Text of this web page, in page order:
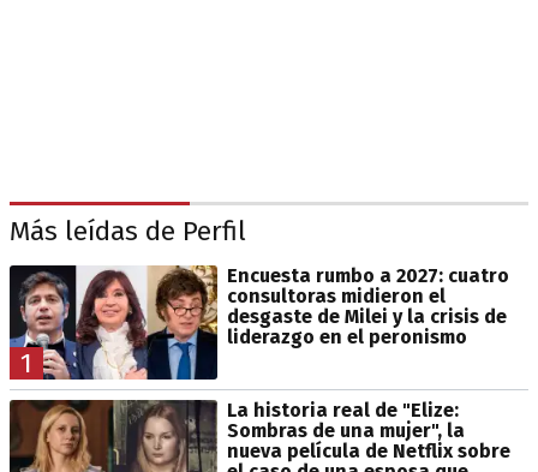
Más leídas de Perfil
1
Encuesta rumbo a 2027: cuatro
consultoras midieron el
desgaste de Milei y la crisis de
liderazgo en el peronismo
La historia real de "Elize:
Sombras de una mujer", la
nueva película de Netflix sobre